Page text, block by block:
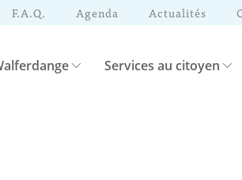
F.A.Q. Agenda Actualités
Services au citoyen